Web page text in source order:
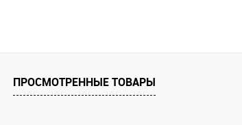
ПРОСМОТРЕННЫЕ ТОВАРЫ